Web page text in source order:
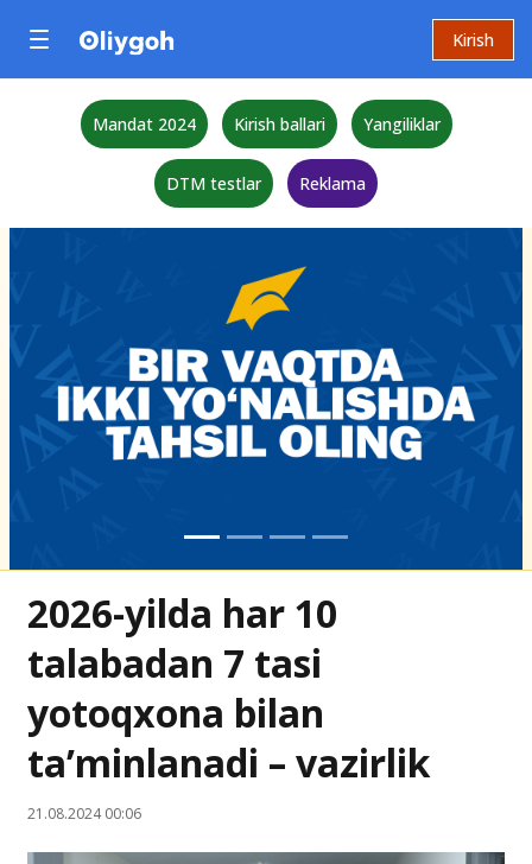
Kirish
Mandat 2024 Kirish ballari Yangiliklar
DTM testlar Reklama
2026-yilda har 10
talabadan 7 tasi
yotoqxona bilan
ta’minlanadi – vazirlik
21.08.2024 00:06